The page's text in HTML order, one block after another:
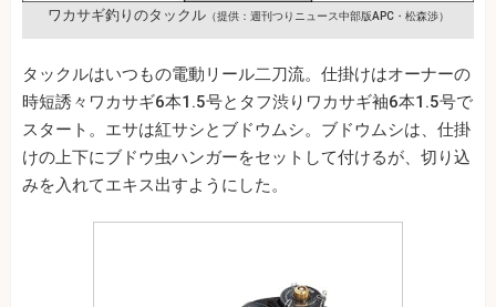
ワカサギ釣りのタックル（提供：週刊つりニュース中部版APC・松森渉）
タックルはいつもの電動リール二刀流。仕掛けはオーナーの
時短誘々ワカサギ6本1.5号とタフ渋りワカサギ袖6本1.5号で
スタート。エサは紅サシとブドウムシ。ブドウムシは、仕掛
けの上下にブドウ虫ハンガーをセットして付けるが、切り込
みを入れてエキス出すようにした。